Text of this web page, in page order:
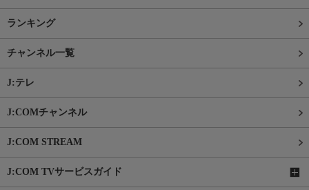
ランキング
チャンネル一覧
J:テレ
J:COMチャンネル
J:COM STREAM
J:COM TVサービスガイド